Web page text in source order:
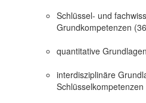
Schlüssel- und
Grundkompetenzen
quantitative
interdisziplinäre